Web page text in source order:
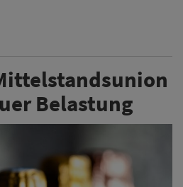
Belastung